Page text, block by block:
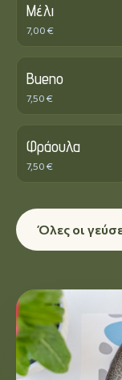
Μέλι
7,00 €
Bueno
7,50 €
Φράουλα
7,50 €
Όλες οι